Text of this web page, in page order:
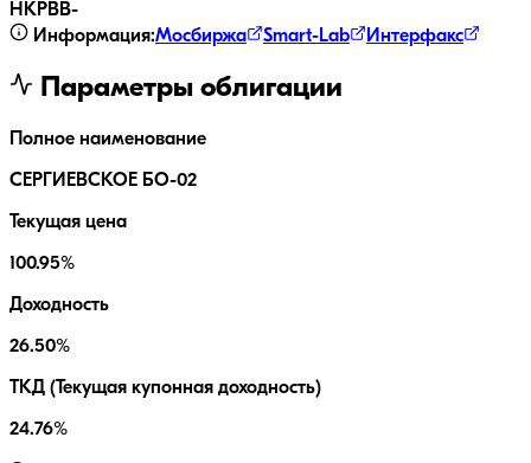
НКРBB-
Информация:Мосбиржа Smart-Lab Интерфакс
Параметры облигации
Полное наименование
СЕРГИЕВСКОЕ БО-02
Текущая цена
100.95%
Доходность
26.50%
ТКД (Текущая купонная доходность)
24.76%